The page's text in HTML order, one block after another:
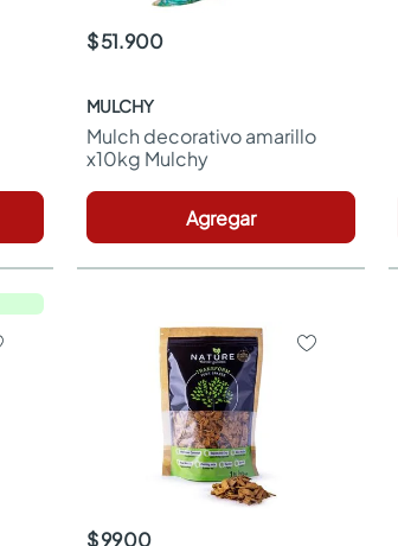
$ 51.900
MULCHY
Mulch decorativo amarillo
x10kg Mulchy
Agregar
$ 9900